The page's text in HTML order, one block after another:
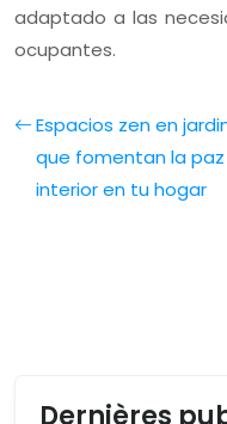
adaptado a las
ocupantes.
Espacios zen en
que fomentan la paz
interior en tu hogar
Dernières